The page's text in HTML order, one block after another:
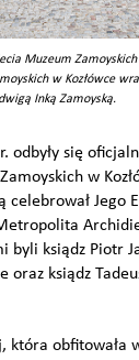
Muzeum
w Kozłówce
Inką Zamoyską.
odbyły się
w
celebrował Jego
byli ksiądz Piotr
oraz ksiądz
która obfitowała